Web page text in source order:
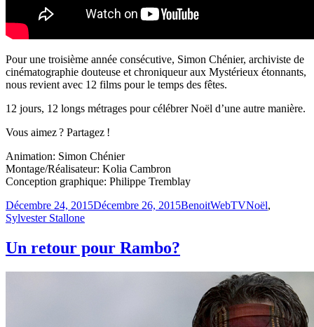
Pour une troisième année consécutive, Simon Chénier, archiviste de
cinématographie douteuse et chroniqueur aux Mystérieux étonnants,
nous revient avec 12 films pour le temps des fêtes.
12 jours, 12 longs métrages pour célébrer Noël d’une autre manière.
Vous aimez ? Partagez !
Animation: Simon Chénier
Montage/Réalisateur: Kolia Cambron
Conception graphique: Philippe Tremblay
Publié
le
Décembre 24, 2015Décembre 26, 2015BenoitCatégories
WebTVÉtiquettes
Noël,
Sylvester Stallone
Un retour pour Rambo?